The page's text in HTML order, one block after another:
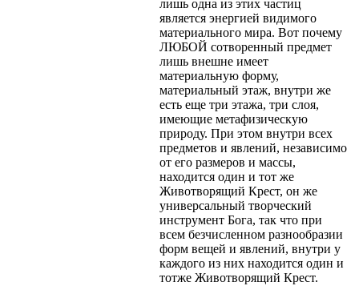
лишь одна из этих частиц
является энергией видимого
материального мира. Вот почему
ЛЮБОЙ сотворенный предмет
лишь внешне имеет
материальную форму,
материальный этаж, внутри же
есть еще три этажа, три слоя,
имеющие метафизическую
природу. При этом внутри всех
предметов и явлений, независимо
от его размеров и массы,
находится один и тот же
Животворящий Крест, он же
универсальный творческий
инструмент Бога, так что при
всем безчисленном разнообразии
форм вещей и явлений, внутри у
каждого из них находится один и
тотже Животворящий Крест.